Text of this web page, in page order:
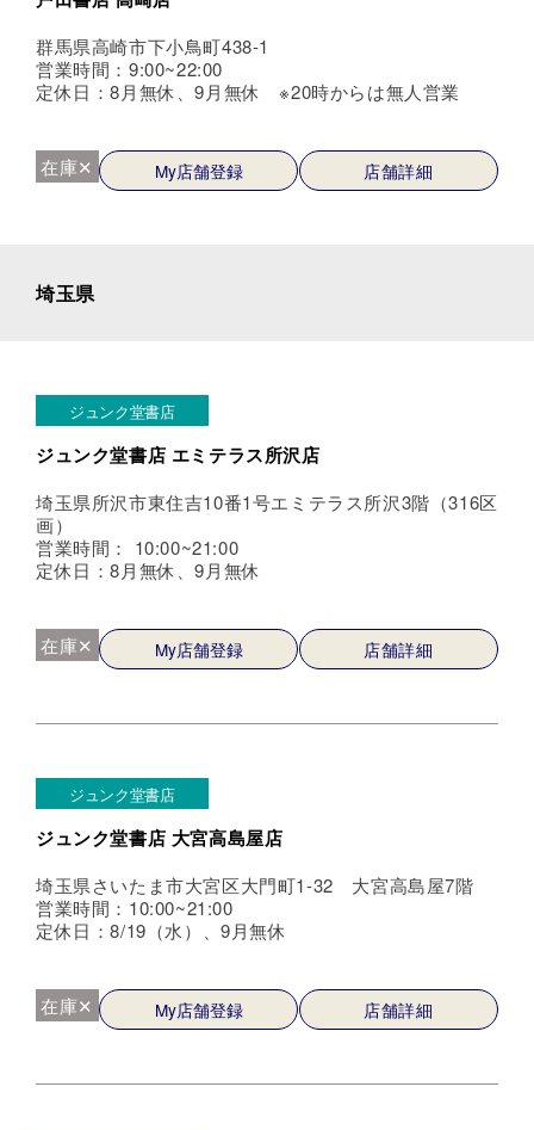
群馬県高崎市下小鳥町438-1
営業時間：9:00~22:00
定休日：8月無休、9月無休 ※20時からは無人営業
在庫✕ My店舗登録 店舗詳細
埼玉県
ジュンク堂書店
ジュンク堂書店 エミテラス所沢店
埼玉県所沢市東住吉10番1号エミテラス所沢3階（316区
画）
営業時間： 10:00~21:00
定休日：8月無休、9月無休
在庫✕ My店舗登録 店舗詳細
ジュンク堂書店
ジュンク堂書店 大宮高島屋店
埼玉県さいたま市大宮区大門町1-32 大宮高島屋7階
営業時間：10:00~21:00
定休日：8/19（水）、9月無休
在庫✕ My店舗登録 店舗詳細